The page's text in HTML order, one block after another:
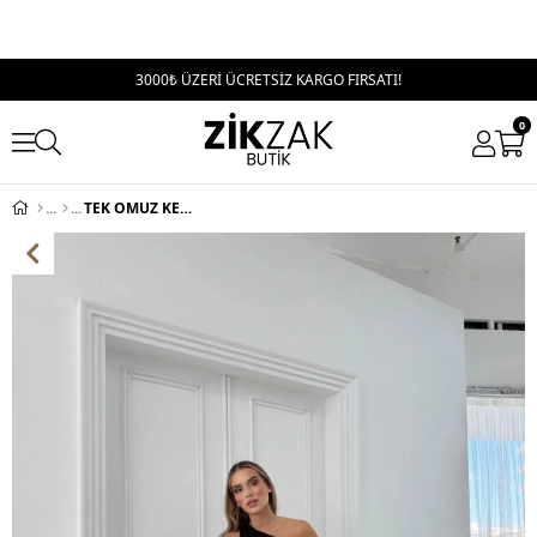
3000₺ ÜZERİ ÜCRETSİZ KARGO FIRSATI!
0
TEK OMUZ KENDİNDEN FULARLI UZUN SANDY ELBİSE SİYAH